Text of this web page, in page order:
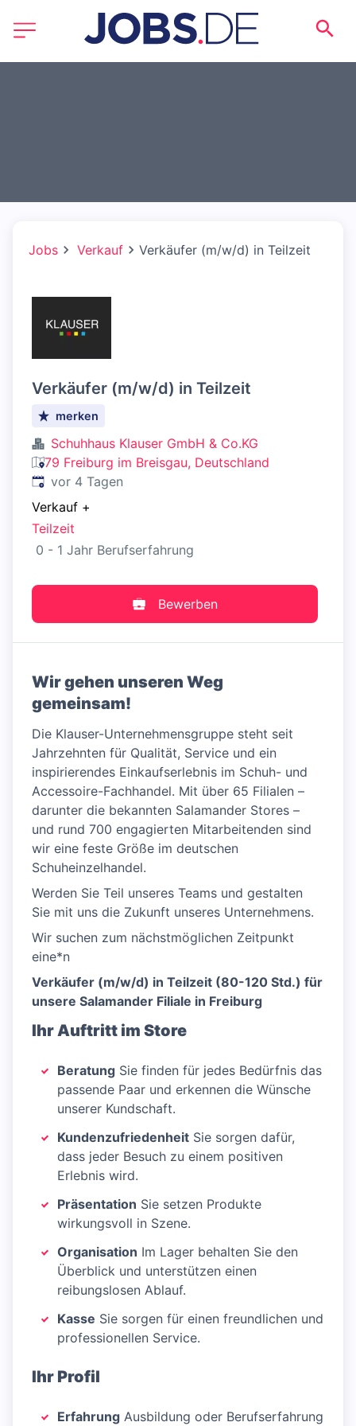
Jobs Verkauf Verkäufer (m/w/d) in Teilzeit
Verkäufer (m/w/d) in Teilzeit
merken
Schuhhaus Klauser GmbH & Co.KG
79 Freiburg im Breisgau, Deutschland
Veröffentlicht:
vor 4 Tagen
Verkauf +
Teilzeit
0 - 1 Jahr Berufserfahrung
Bewerben
Wir gehen unseren Weg
gemeinsam!
Die Klauser-Unternehmensgruppe steht seit
Jahrzehnten für Qualität, Service und ein
inspirierendes Einkaufserlebnis im Schuh- und
Accessoire-Fachhandel. Mit über 65 Filialen –
darunter die bekannten Salamander Stores –
und rund 700 engagierten Mitarbeitenden sind
wir eine feste Größe im deutschen
Schuheinzelhandel.
Werden Sie Teil unseres Teams und gestalten
Sie mit uns die Zukunft unseres Unternehmens.
Wir suchen zum nächstmöglichen Zeitpunkt
eine*n
Verkäufer (m/w/d) in Teilzeit (80-120 Std.) für
unsere Salamander Filiale in Freiburg
Ihr Auftritt im Store
Beratung Sie finden für jedes Bedürfnis das
passende Paar und erkennen die Wünsche
unserer Kundschaft.
Kundenzufriedenheit Sie sorgen dafür,
dass jeder Besuch zu einem positiven
Erlebnis wird.
Präsentation Sie setzen Produkte
wirkungsvoll in Szene.
Organisation Im Lager behalten Sie den
Überblick und unterstützen einen
reibungslosen Ablauf.
Kasse Sie sorgen für einen freundlichen und
professionellen Service.
Ihr Profil
Erfahrung Ausbildung oder Berufserfahrung